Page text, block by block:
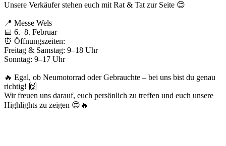
Unsere Verkäufer stehen euch mit Rat & Tat zur Seite 😊
📍 Messe Wels
📅 6.–8. Februar
⏰ Öffnungszeiten:
Freitag & Samstag: 9–18 Uhr
Sonntag: 9–17 Uhr
🔥 Egal, ob Neumotorrad oder Gebrauchte – bei uns bist du genau
richtig! 🙌
Wir freuen uns darauf, euch persönlich zu treffen und euch unsere
Highlights zu zeigen 😍🔥